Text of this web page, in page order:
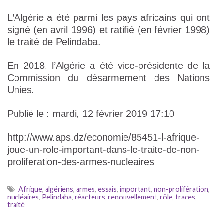
L’Algérie a été parmi les pays africains qui ont
signé (en avril 1996) et ratifié (en février 1998)
le traité de Pelindaba.
En 2018, l’Algérie a été vice-présidente de la
Commission du désarmement des Nations
Unies.
Publié le : mardi, 12 février 2019 17:10
http://www.aps.dz/economie/85451-l-afrique-
joue-un-role-important-dans-le-traite-de-non-
proliferation-des-armes-nucleaires
Afrique, algériens, armes, essais, important, non-prolifération,
nucléaires, Pelindaba, réacteurs, renouvellement, rôle, traces,
traité